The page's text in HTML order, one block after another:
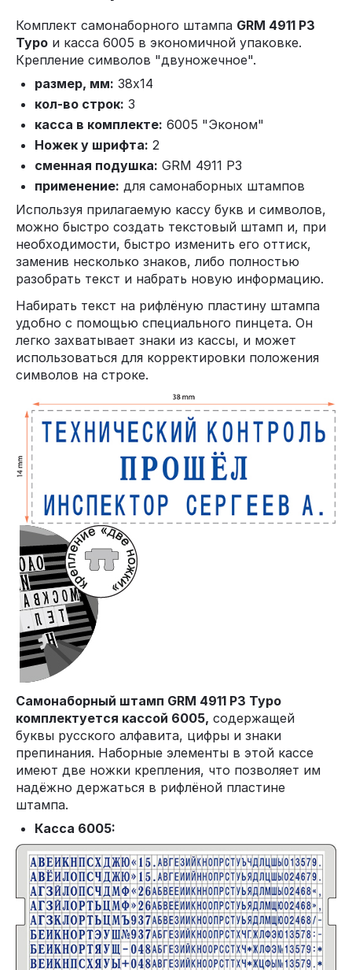
Комплект самонаборного штампа GRM 4911 P3
Typo и касса 6005 в экономичной упаковке.
Крепление символов "двуножечное".
размер, мм: 38x14
кол-во строк: 3
касса в комплекте: 6005 "Эконом"
Ножек у шрифта: 2
сменная подушка: GRM 4911 P3
применение: для самонаборных штампов
Используя прилагаемую кассу букв и символов,
можно быстро создать текстовый штамп и, при
необходимости, быстро изменить его оттиск,
заменив несколько знаков, либо полностью
разобрать текст и набрать новую информацию.
Набирать текст на рифлёную пластину штампа
удобно с помощью специального пинцета. Он
легко захватывает знаки из кассы, и может
использоваться для корректировки положения
символов на строке.
Cамонаборный штамп GRM 4911 P3 Typo
комплектуется кассой 6005, содержащей
буквы русского алфавита, цифры и знаки
препинания. Наборные элементы в этой кассе
имеют две ножки крепления, что позволяет им
надёжно держаться в рифлёной пластине
штампа.
Касса 6005: